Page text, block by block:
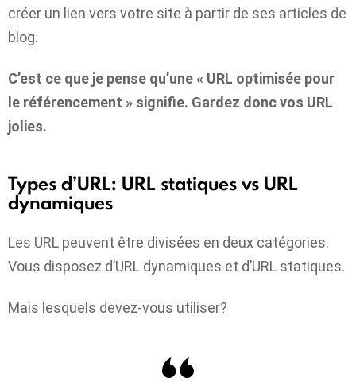
créer un lien vers votre site à partir de ses articles de
blog.
C’est ce que je pense qu’une « URL optimisée pour
le référencement » signifie. Gardez donc vos URL
jolies.
Types d’URL: URL statiques vs URL
dynamiques
Les URL peuvent être divisées en deux catégories.
Vous disposez d’URL dynamiques et d’URL statiques.
Mais lesquels devez-vous utiliser?